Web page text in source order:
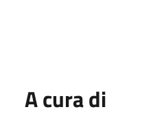
A cura di